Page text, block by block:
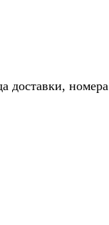
доставки,